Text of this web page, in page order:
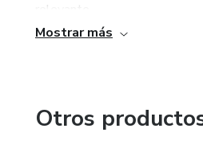
relevante.
Mostrar más
Otros